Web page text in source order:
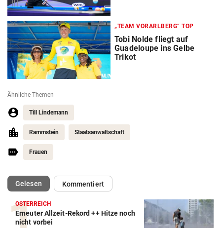
„TEAM VORARLBERG“ TOP
Tobi Nolde fliegt auf
Guadeloupe ins Gelbe
Trikot
Ähnliche Themen
Till Lindemann
Rammstein Staatsanwaltschaft
Frauen
Gelesen(ausgewählt)Kommentiert
ÖSTERREICH
Erneuter Allzeit-Rekord ++ Hitze noch
nicht vorbei
Action-Cam Vergleich